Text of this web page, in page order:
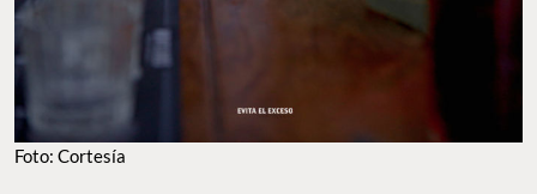
Foto: Cortesía